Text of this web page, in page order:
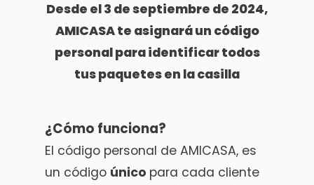
Desde el 3 de septiembre de 2024,
AMICASA te asignará un código
personal para identificar todos
tus paquetes en la casilla
¿Cómo funciona?
El código personal de AMICASA, es
un código único para cada cliente